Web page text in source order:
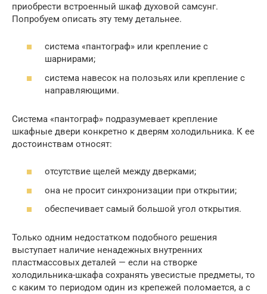
приобрести встроенный шкаф духовой самсунг.
Попробуем описать эту тему детальнее.
система «пантограф» или крепление с
шарнирами;
система навесок на полозьях или крепление с
направляющими.
Система «пантограф» подразумевает крепление
шкафные двери конкретно к дверям холодильника. К ее
достоинствам относят:
отсутствие щелей между дверками;
она не просит синхронизации при открытии;
обеспечивает самый большой угол открытия.
Только одним недостатком подобного решения
выступает наличие ненадежных внутренних
пластмассовых деталей — если на створке
холодильника-шкафа сохранять увесистые предметы, то
с каким то периодом один из крепежей поломается, а с